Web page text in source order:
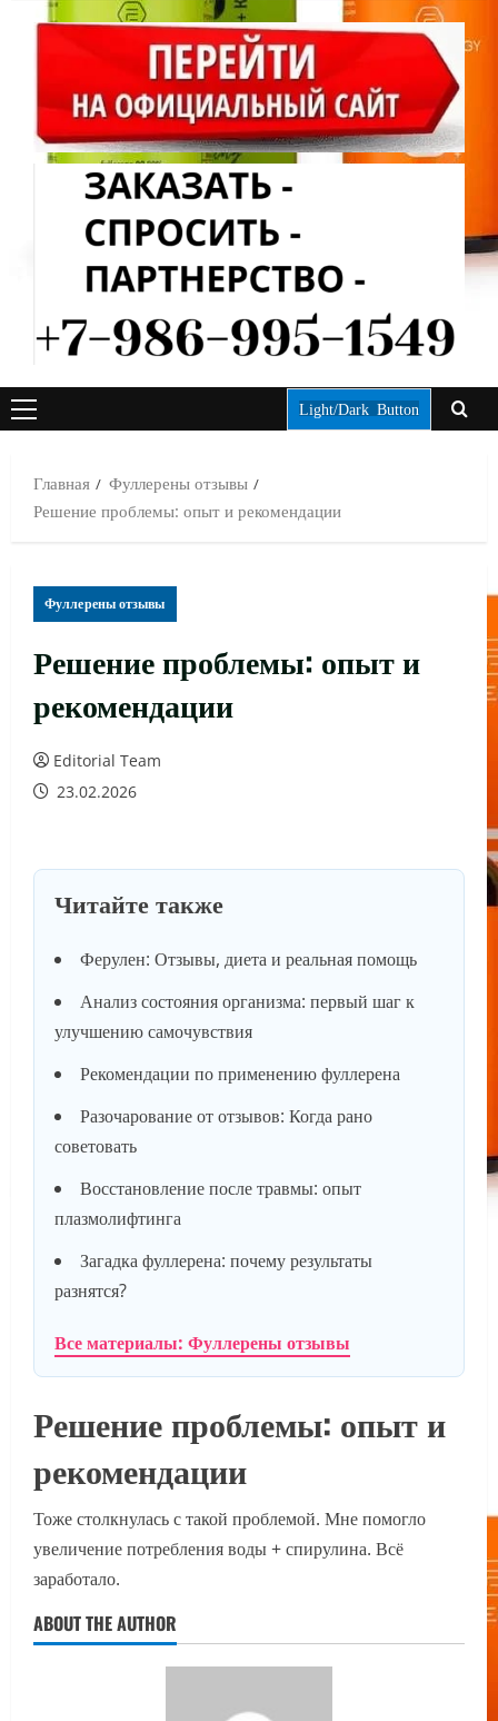
ОСНОВНОЕ
Light/Dark Button
Главная
Фуллерены отзывы
Решение проблемы: опыт и рекомендации
Фуллерены отзывы
Решение проблемы: опыт и
рекомендации
Editorial Team
23.02.2026
Читайте также
Ферулен: Отзывы, диета и реальная помощь
Анализ состояния организма: первый шаг к
улучшению самочувствия
Рекомендации по применению фуллерена
Разочарование от отзывов: Когда рано
советовать
Восстановление после травмы: опыт
плазмолифтинга
Загадка фуллерена: почему результаты
разнятся?
Все материалы: Фуллерены отзывы
Решение проблемы: опыт и
рекомендации
Тоже столкнулась с такой проблемой. Мне помогло
увеличение потребления воды + спирулина. Всё
заработало.
ABOUT THE AUTHOR